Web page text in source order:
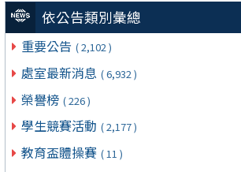
依公告類別彙總
重要公告 ( 2,102 )
處室最新消息 ( 6,932 )
榮譽榜 ( 226 )
學生競賽活動 ( 2,177 )
教育盃體操賽 ( 11 )